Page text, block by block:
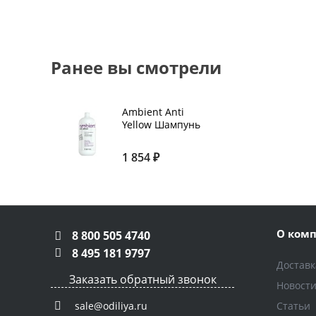
Ранее вы смотрели
Ambient Anti
Yellow Шампунь
й Холодный
фиолет, 1000 мл
1 854 ₽
8 800 505 4740
8 495 181 9797
Заказать обратный звонок
sale@odiliya.ru
О
Новости
Статьи